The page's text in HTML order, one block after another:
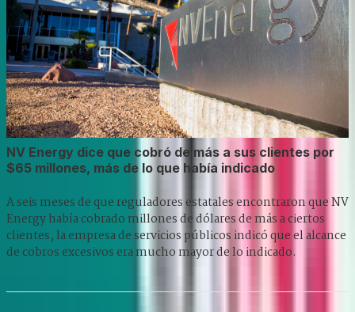
NV Energy dice que cobró de más a sus clientes por
$65 millones, más de lo que había indicado
A seis meses de que reguladores estatales encontraron que NV
Energy había cobrado millones de dólares de más a ciertos
clientes, la empresa de servicios públicos indicó que el alcance
de cobros excesivos era mucho mayor de lo indicado.